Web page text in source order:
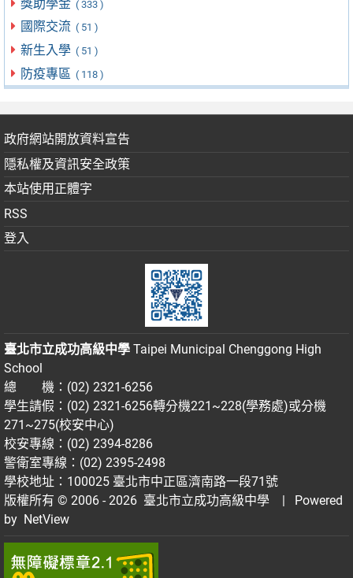
獎助學金 ( 333 )
國際交流 ( 51 )
新生入學 ( 51 )
防疫專區 ( 118 )
政府網站開放資料宣告
隱私權及資訊安全政策
本站使用正體字
RSS
登入
臺北市立成功高級中學 Taipei Municipal Chenggong High
School
總 機：(02) 2321-6256
學生請假：(02) 2321-6256轉分機221~228(學務處)或分機
271~275(校安中心)
校安專線：(02) 2394-8286
警衛室專線：(02) 2395-2498
學校地址：100025 臺北市中正區濟南路一段71號
版權所有 © 2006 - 2026 臺北市立成功高級中學
| Powered
by NetView